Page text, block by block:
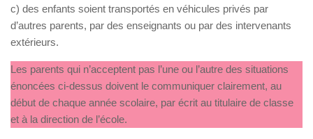
c) des enfants soient transportés en véhicules privés par
d’autres parents, par des enseignants ou par des intervenants
extérieurs.
Les parents qui n’acceptent pas l’une ou l’autre des situations
énoncées ci-dessus doivent le communiquer clairement, au
début de chaque année scolaire, par écrit au titulaire de classe
et à la direction de l’école.